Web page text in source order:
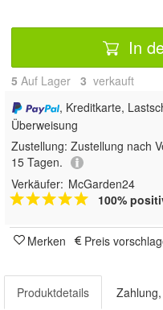
In
5 Auf Lager 3 verkauft
, Kreditkarte,
Überweisung
Zustellung: Zustellung nach
15 Tagen.
Verkäufer: McGarden24
100%
Merken Preis
Produktdetails